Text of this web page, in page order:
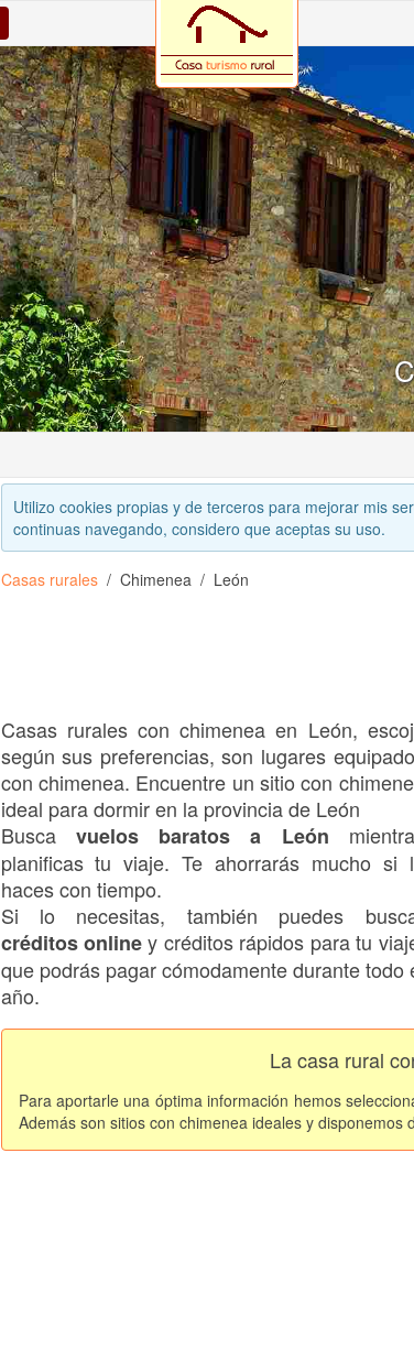
Utilizo cookies propias y de terceros para mejorar mis
continuas navegando, considero que aceptas su uso.
Casas rurales Chimenea León
Casas rurales con chimenea en León,
según sus preferencias, son lugares
con chimenea. Encuentre un sitio con
ideal para dormir en la provincia de León
Busca vuelos baratos a León
planificas tu viaje. Te ahorrarás mucho si
haces con tiempo.
Si lo necesitas, también puedes
créditos onliney créditos rápidos para tu
que podrás pagar cómodamente durante todo
año.
La casa rural
Para aportarle una óptima información hemos
Además son sitios con chimenea ideales y